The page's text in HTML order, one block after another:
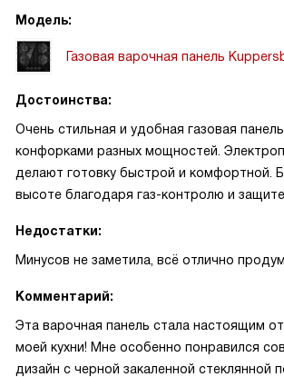
Модель:
Газовая варочная панель
Достоинства:
Очень стильная и удобная газовая
конфорками разных мощностей.
делают готовку быстрой и комфортной.
высоте благодаря газ-контролю и
Недостатки:
Минусов не заметила, всё отлично
Комментарий:
Эта варочная панель стала настоящим
моей кухни! Мне особенно понравился
дизайн с черной закаленной стеклянной